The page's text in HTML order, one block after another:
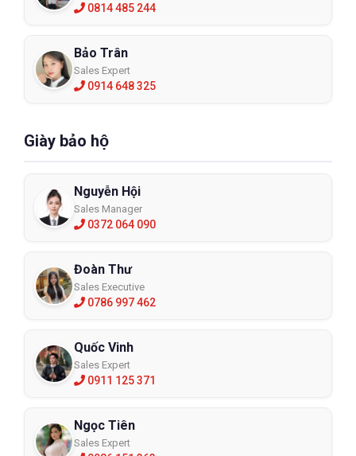
0814 485 244
Bảo Trân
Sales Expert
0914 648 325
Giày bảo hộ
Nguyễn Hội
Sales Manager
0372 064 090
Đoàn Thư
Sales Executive
0786 997 462
Quốc Vinh
Sales Expert
0911 125 371
Ngọc Tiên
Sales Expert